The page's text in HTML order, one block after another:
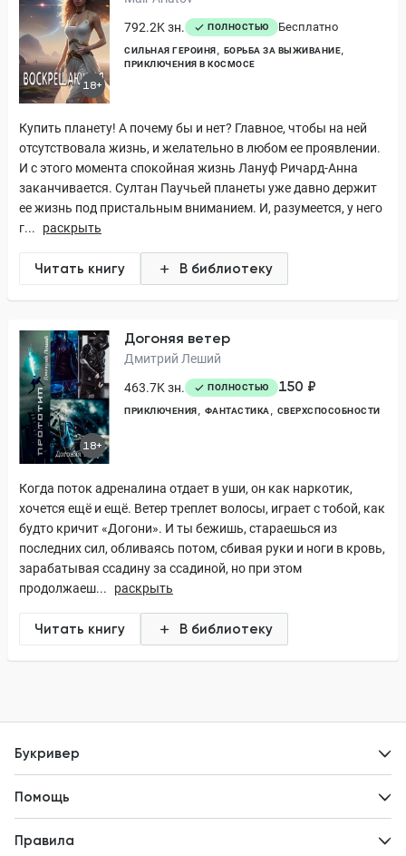
18+
792.2K зн.
ПОЛНОСТЬЮ Бесплатно
СИЛЬНАЯ ГЕРОИНЯ
БОРЬБА ЗА ВЫЖИВАНИЕ
ПРИКЛЮЧЕНИЯ В КОСМОСЕ
Купить планету! А почему бы и нет? Главное, чтобы на ней
отсутствовала жизнь, и желательно в любом ее проявлении.
И с этого момента спокойная жизнь Лануф Ричард-Анна
заканчивается. Султан Паучьей планеты уже давно держит
ее жизнь под пристальным вниманием. И, разумеется, у него
г...
раскрыть
Читать книгу В библиотеку
18+
Догоняя ветер
Дмитрий Леший
463.7K зн.
ПОЛНОСТЬЮ 150 ₽
ПРИКЛЮЧЕНИЯ ФАНТАСТИКА СВЕРХСПОСОБНОСТИ
Когда поток адреналина отдает в уши, он как наркотик,
хочется ещё и ещё. Ветер треплет волосы, играет с тобой, как
будто кричит «Догони». И ты бежишь, стараешься из
последних сил, обливаясь потом, сбивая руки и ноги в кровь,
зарабатывая ссадину за ссадиной, но при этом
продолжаеш...
раскрыть
Читать книгу В библиотеку
Букривер
Новости
Помощь
Правила